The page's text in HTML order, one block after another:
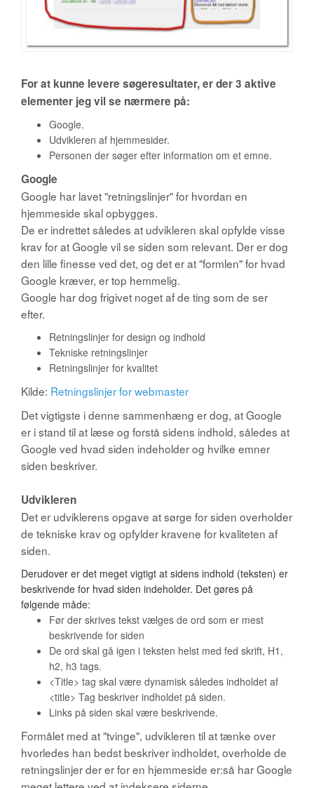
For at kunne levere søgeresultater, er der 3 aktive
elementer jeg vil se nærmere på:
Google.
Udvikleren af hjemmesider.
Personen der søger efter information om et emne.
Google
Google har lavet "retningslinjer" for hvordan en
hjemmeside skal opbygges.
De er indrettet således at udvikleren skal opfylde visse
krav for at Google vil se siden som relevant. Der er dog
den lille finesse ved det, og det er at "formlen" for hvad
Google kræver, er top hemmelig.
Google har dog frigivet noget af de ting som de ser
efter.
Retningslinjer for design og indhold
Tekniske retningslinjer
Retningslinjer for kvalitet
Kilde: Retningslinjer for webmaster
Det vigtigste i denne sammenhæng er dog, at Google
er i stand til at læse og forstå sidens indhold, således at
Google ved hvad siden indeholder og hvilke emner
siden beskriver.
Udvikleren
Det er udviklerens opgave at sørge for siden overholder
de tekniske krav og opfylder kravene for kvaliteten af
siden.
Derudover er det meget vigtigt at sidens indhold (teksten) er
beskrivende for hvad siden indeholder. Det gøres på
følgende måde:
Før der skrives tekst vælges de ord som er mest
beskrivende for siden
De ord skal gå igen i teksten helst med fed skrift, H1,
h2, h3 tags.
<Title> tag skal være dynamisk således indholdet af
<title> Tag beskriver indholdet på siden.
Links på siden skal være beskrivende.
Formålet med at "tvinge", udvikleren til at tænke over
hvorledes han bedst beskriver indholdet, overholde de
retningslinjer der er for en hjemmeside er:så har Google